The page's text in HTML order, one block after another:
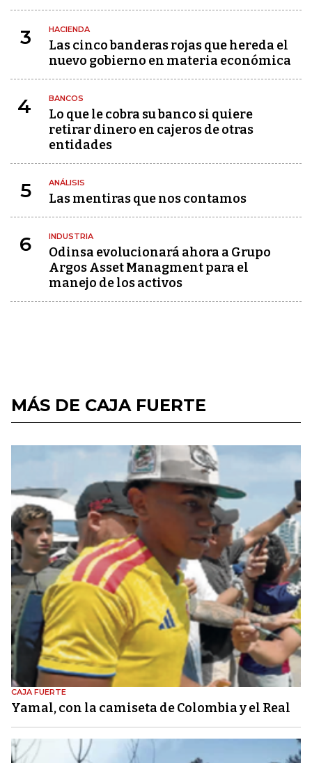
3 HACIENDA
Las cinco banderas rojas que hereda el
nuevo gobierno en materia económica
4 BANCOS
Lo que le cobra su banco si quiere
retirar dinero en cajeros de otras
entidades
5 ANÁLISIS
Las mentiras que nos contamos
6 INDUSTRIA
Odinsa evolucionará ahora a Grupo
Argos Asset Managment para el
manejo de los activos
MÁS DE CAJA FUERTE
CAJA FUERTE
Yamal, con la camiseta de Colombia y el Real